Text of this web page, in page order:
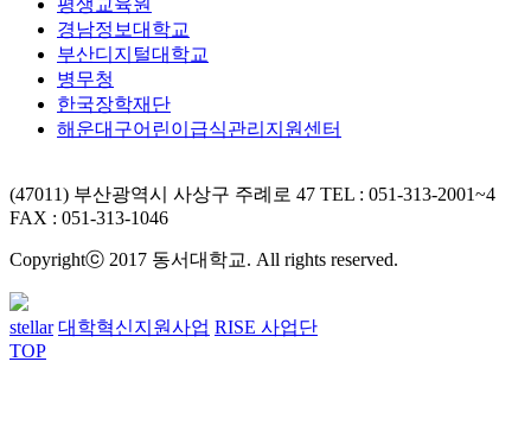
평생교육원
경남정보대학교
부산디지털대학교
병무청
한국장학재단
해운대구어린이급식관리지원센터
(47011) 부산광역시 사상구 주례로 47 TEL : 051-313-2001~4
FAX : 051-313-1046
Copyrightⓒ 2017 동서대학교. All rights reserved.
stellar 대학혁신지원사업 RISE 사업단
TOP